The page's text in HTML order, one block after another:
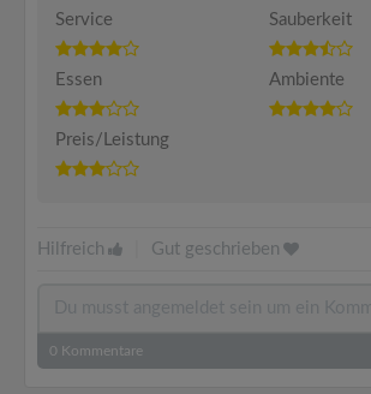
Service
Sauberkeit
Essen Ambiente
Preis/Leistung
Hilfreich Gut geschrieben
0 Kommentare